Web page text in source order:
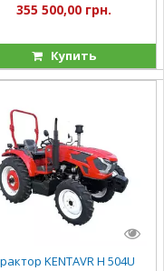
355 500,00 грн.
Купить
KENTAVR H 504U